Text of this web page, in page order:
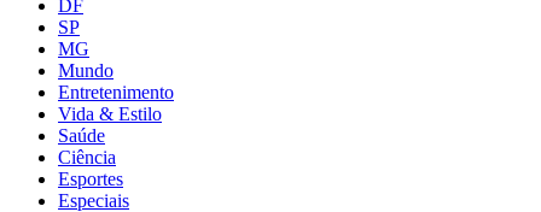
DF
SP
MG
Mundo
Entretenimento
Vida & Estilo
Saúde
Ciência
Esportes
Especiais